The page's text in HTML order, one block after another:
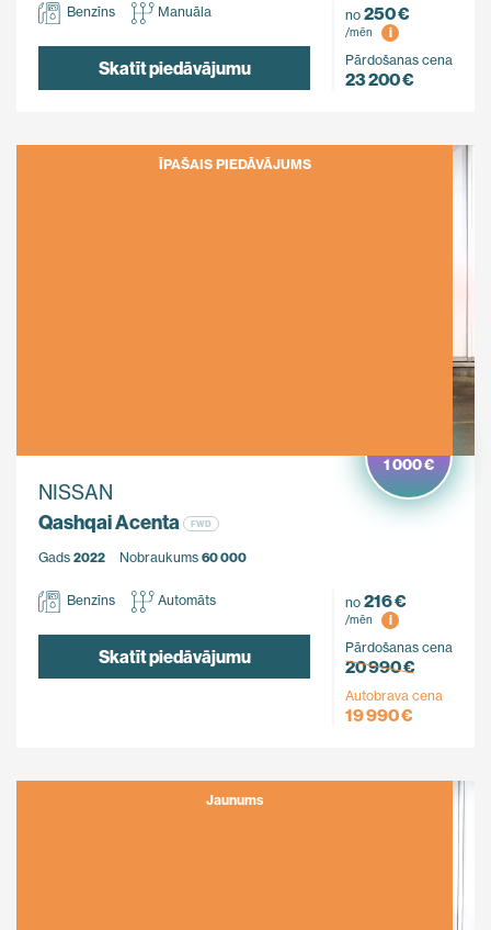
Benzīns Manuāla
Skatīt piedāvājumu
no 250 €
/mēn
i
Pārdošanas cena
23 200 €
ĪPAŠAIS PIEDĀVĀJUMS
NISSAN
Qashqai Acenta
FWD
Gads 2022 Nobraukums 60 000
1 000 €
Benzīns Automāts
Skatīt piedāvājumu
no 216 €
/mēn
i
Pārdošanas cena
20 990 €
Autobrava cena
19 990 €
Jaunums